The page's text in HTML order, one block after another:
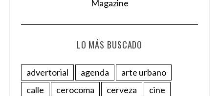
LO MÁS BUSCADO
advertorial agenda
arte urbano
calle
cerocoma cerveza
cine